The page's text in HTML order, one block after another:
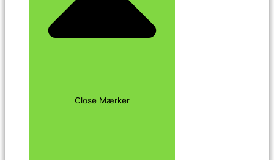
Close Mærker